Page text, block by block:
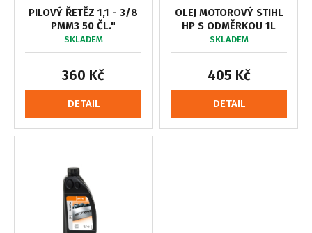
PILOVÝ ŘETĚZ 1,1 - 3/8
PMM3 50 ČL."
SKLADEM
360 Kč
DETAIL
OLEJ MOTOROVÝ STIHL
HP S ODMĚRKOU 1L
SKLADEM
405 Kč
DETAIL